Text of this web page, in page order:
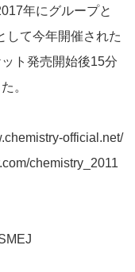
年にグループと
して今年開催された
ト発売開始後15分
。
official.net/
chemistry_2011